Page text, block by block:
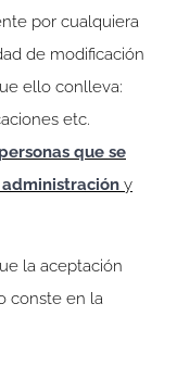
por cualquiera
de modificación
ello conlleva:
etc.
que se
y
la aceptación
conste en la